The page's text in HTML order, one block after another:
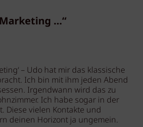
…“
– Udo hat mir das klassische
Ich bin mit ihm jeden Abend
Irgendwann wird das zu
Ich habe sogar in der
Diese vielen Kontakte und
deinen Horizont ja ungemein.